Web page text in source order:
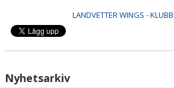
LANDVETTER WINGS -
Nyhetsarkiv